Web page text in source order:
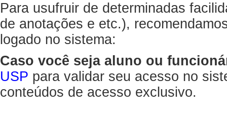
Para usufruir de determinadas
de anotações e etc.),
logado no sistema:
Caso você seja aluno ou
USP para validar seu acesso no
conteúdos de acesso exclusivo.